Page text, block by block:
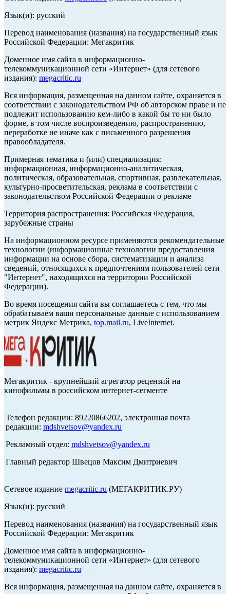
Язык(и): русский
Перевод наименования (названия) на государственный язык
Российской Федерации: Мегакритик
Доменное имя сайта в информационно-
телекоммуникационной сети «Интернет» (для сетевого
издания): megacritic.ru
Вся информация, размещенная на данном сайте, охраняется в
соответствии с законодательством РФ об авторском праве и не
подлежит использованию кем-либо в какой бы то ни было
форме, в том числе воспроизведению, распространению,
переработке не иначе как с письменного разрешения
правообладателя.
Примерная тематика и (или) специализация:
информационная, информационно-аналитическая,
политическая, образовательная, спортивная, развлекательная,
культурно-просветительская, реклама в соответствии с
законодательством Российской Федерации о рекламе
Территория распространения: Российская Федерация,
зарубежные страны
На информационном ресурсе применяются рекомендательные
технологии (информационные технологии предоставления
информации на основе сбора, систематизации и анализа
сведений, относящихся к предпочтениям пользователей сети
"Интернет", находящихся на территории Российской
Федерации).
Во время посещения сайта вы соглашаетесь с тем, что мы
обрабатываем ваши персональные данные с использованием
метрик Яндекс Метрика, top.mail.ru, LiveInternet.
Мегакритик - крупнейший агрегатор рецензий на
кинофильмы в российском интернет-сегменте
Телефон редакции: 89220866202, электронная почта
редакции: mdshvetsov@yandex.ru
Рекламный отдел: mdshvetsov@yandex.ru
Главный редактор Швецов Максим Дмитриевич
Сетевое издание megacritic.ru (МЕГАКРИТИК.РУ)
Язык(и): русский
Перевод наименования (названия) на государственный язык
Российской Федерации: Мегакритик
Доменное имя сайта в информационно-
телекоммуникационной сети «Интернет» (для сетевого
издания): megacritic.ru
Вся информация, размещенная на данном сайте, охраняется в